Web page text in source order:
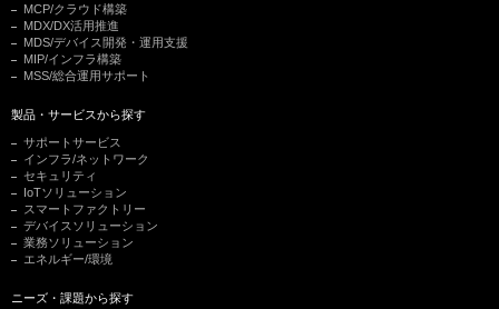
MCP/クラウド構築
MDX/DX活用推進
MDS/デバイス開発・運用支援
MIP/インフラ構築
MSS/総合運用サポート
製品・サービスから探す
サポートサービス
インフラ/ネットワーク
セキュリティ
IoTソリューション
スマートファクトリー
デバイスソリューション
業務ソリューション
エネルギー/環境
ニーズ・課題から探す